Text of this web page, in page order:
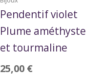
Pendentif violet
Plume améthyste
et tourmaline
25,00 €